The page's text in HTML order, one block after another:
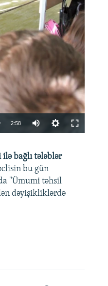
2:58
360p
480p
720p
bağlı tələblər
bu gün —
"Ümumi təhsil
dəyişikliklərdə